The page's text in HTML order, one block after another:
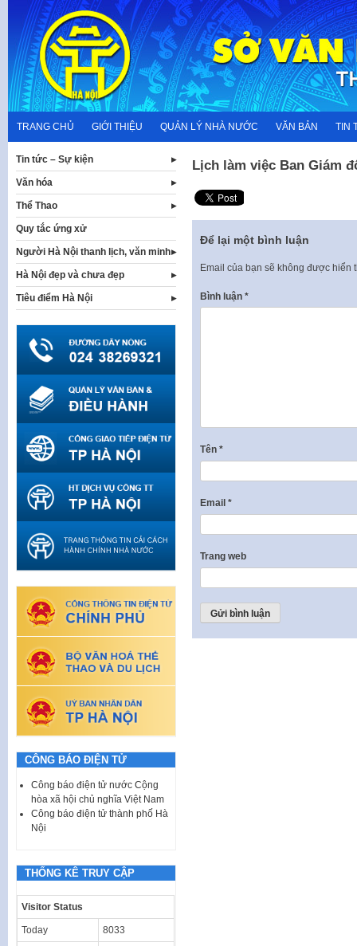
content
TRANG CHỦ GIỚI THIỆU QUẢN LÝ NHÀ NƯỚC VĂN BẢN TIN
Lịch làm việc Ban Giám
Để lại một bình luận
Email của bạn sẽ không được hiển
Bình luận *
Tên *
Email *
Trang web
Tin tức – Sự kiện
Văn hóa
Thể Thao
Quy tắc ứng xử
Người Hà Nội thanh lịch, văn minh
Hà Nội đẹp và chưa đẹp
Tiêu điểm Hà Nội
CÔNG BÁO ĐIỆN TỬ
Công báo điện tử nước Cộng
hòa xã hội chủ nghĩa Việt Nam
Công báo điện tử thành phố Hà
Nội
THỐNG KÊ TRUY CẬP
Visitor Status
Today 8033